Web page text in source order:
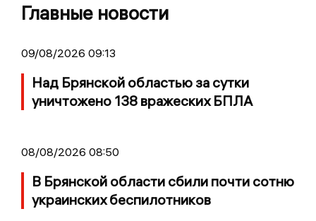
Главные новости
09/08/2026 09:13
Над Брянской областью за сутки
уничтожено 138 вражеских БПЛА
08/08/2026 08:50
В Брянской области сбили почти сотню
украинских беспилотников